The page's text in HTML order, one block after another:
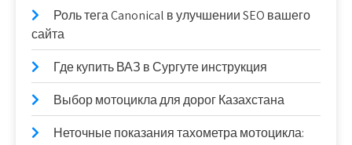
Роль тега Canonical в улучшении SEO вашего
сайта
Где купить ВАЗ в Сургуте инструкция
Выбор мотоцикла для дорог Казахстана
Неточные показания тахометра мотоцикла: